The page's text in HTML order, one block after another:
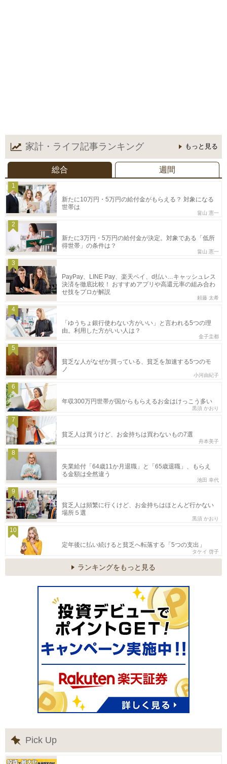
家計・ライフ記事ランキング もっと見る
総合 週間
1
新たに10万円・5万円の給付金がもらえる？ 対象になる
世帯は
畠山 憲一
2
新たに3万円・5万円の給付金が決定。対象である「低所
得世帯」の条件は？
畠山 憲一
3
PayPay、LINE Pay、楽天ペイ、d払い…キャッシュレス
決済を徹底比較！ おすすめアプリや高還元率の組み合わ
せ技をプロが解説
頼藤 太希
4
「ゆうちょ銀行使わない方がいい」と言われる5つの理
由。利用した方がいい人は？
金子圭都
5
貧乏な人がなぜか買っている、貧乏を加速する5つのモ
ノ
小河由紀子
6
年収300万円世帯が国からもらえるお金はけっこう多い
黒須 かおり
7
貧乏人は買うけど、お金持ちは買わないもの7選
舟本美子
8
失業給付「64歳11か月退職」と「65歳退職」、もらえ
る金額は全然違う
池田 幸代
9
貧乏人は頻繁に行くけど、お金持ちはほとんど行かない
場所５選
黒須 かおり
10
定年後に払い続けると貧乏へ転落する「5つの支出」
タケイ 啓子
ランキングをもっと見る
Pick Up